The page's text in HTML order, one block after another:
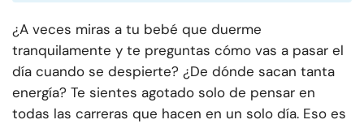
¿A veces miras a tu bebé que duerme
tranquilamente y te preguntas cómo vas a pasar el
día cuando se despierte? ¿De dónde sacan tanta
energía? Te sientes agotado solo de pensar en
todas las carreras que hacen en un solo día. Eso es